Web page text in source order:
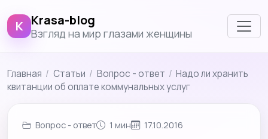
K Krasa-blog
Взгляд на мир глазами женщины
Главная / Cтатьи / Вопрос - ответ / Надо ли хранить
квитанции об оплате коммунальных услуг
Вопрос - ответ 1 мин 17.10.2016